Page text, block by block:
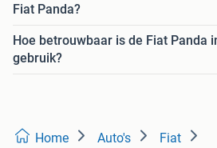
Fiat Panda?
Hoe betrouwbaar is de Fiat Panda
gebruik?
Home Auto's Fiat